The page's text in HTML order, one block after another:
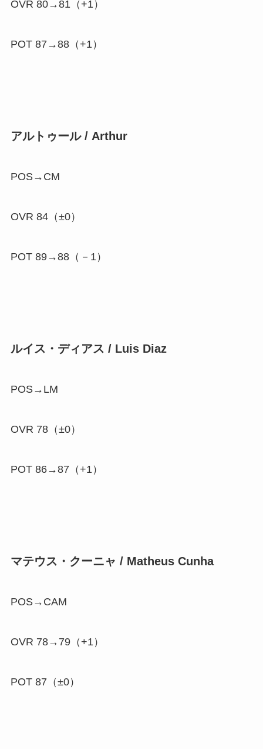
OVR 80→81（+1 ）
POT 87→88（+1 ）
アルトゥール / Arthur
POS→CM
OVR 84（±0）
POT 89→88（ －1 ）
ルイス・ディアス / Luis Diaz
POS→LM
OVR 78（±0）
POT 86→87（+1 ）
マテウス・クーニャ / Matheus Cunha
POS→CAM
OVR 78→79（+1 ）
POT 87（±0）